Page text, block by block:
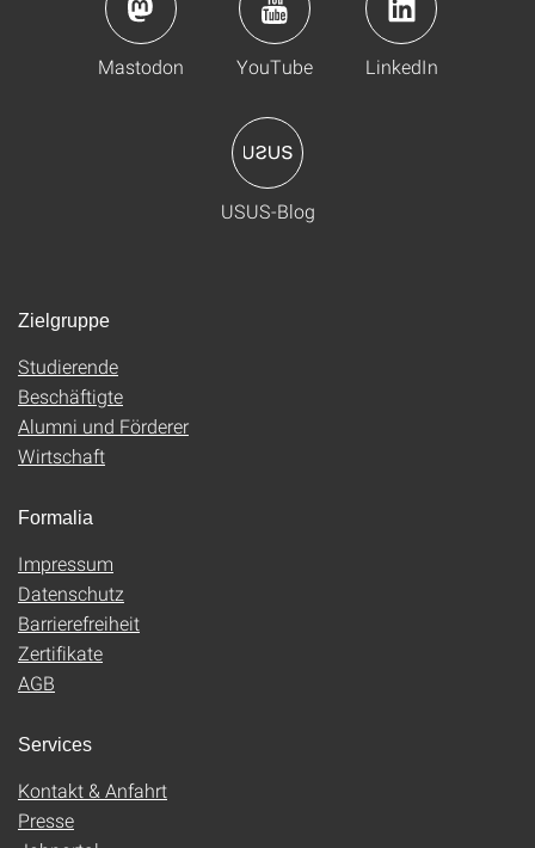
Mastodon YouTube LinkedIn
USUS-Blog
Zielgruppe
Studierende
Beschäftigte
Alumni und Förderer
Wirtschaft
Formalia
Impressum
Datenschutz
Barrierefreiheit
Zertifikate
AGB
Services
Kontakt & Anfahrt
Presse